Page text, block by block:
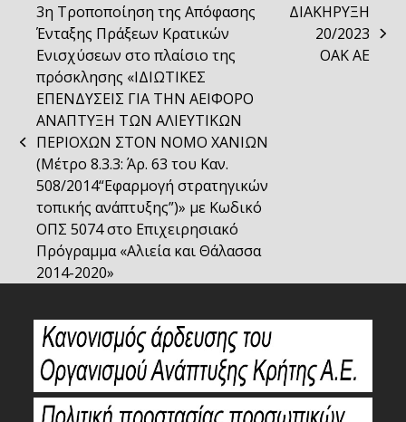
previous
post:
3η Τροποποίηση της Απόφασης
Ένταξης Πράξεων Κρατικών
Ενισχύσεων στο πλαίσιο της
πρόσκλησης «ΙΔΙΩΤΙΚΕΣ
ΕΠΕΝΔΥΣΕΙΣ ΓΙΑ ΤΗΝ ΑΕΙΦΟΡΟ
ΑΝΑΠΤΥΞΗ ΤΩΝ ΑΛΙΕΥΤΙΚΩΝ
ΠΕΡΙΟΧΩΝ ΣΤΟΝ ΝΟΜΟ ΧΑΝΙΩΝ
(Μέτρο 8.3.3: Άρ. 63 του Καν.
508/2014“Εφαρμογή στρατηγικών
τοπικής ανάπτυξης”)» με Κωδικό
ΟΠΣ 5074 στο Επιχειρησιακό
Πρόγραμμα «Αλιεία και Θάλασσα
2014-2020»
next
post:
ΔΙΑΚΗΡΥΞΗ
20/2023
ΟΑΚ ΑΕ